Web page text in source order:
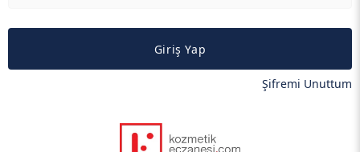
Giriş Yap
Şifremi Unuttum